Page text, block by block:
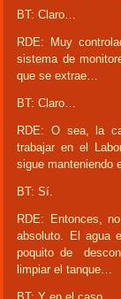
BT: Claro…
RDE: Muy
sistema de
que se extrae…
BT: Claro…
RDE: O sea, la
trabajar en el
sigue manteniendo
BT: Sí.
RDE: Entonces,
absoluto. El agua
poquito de
limpiar el tanque…